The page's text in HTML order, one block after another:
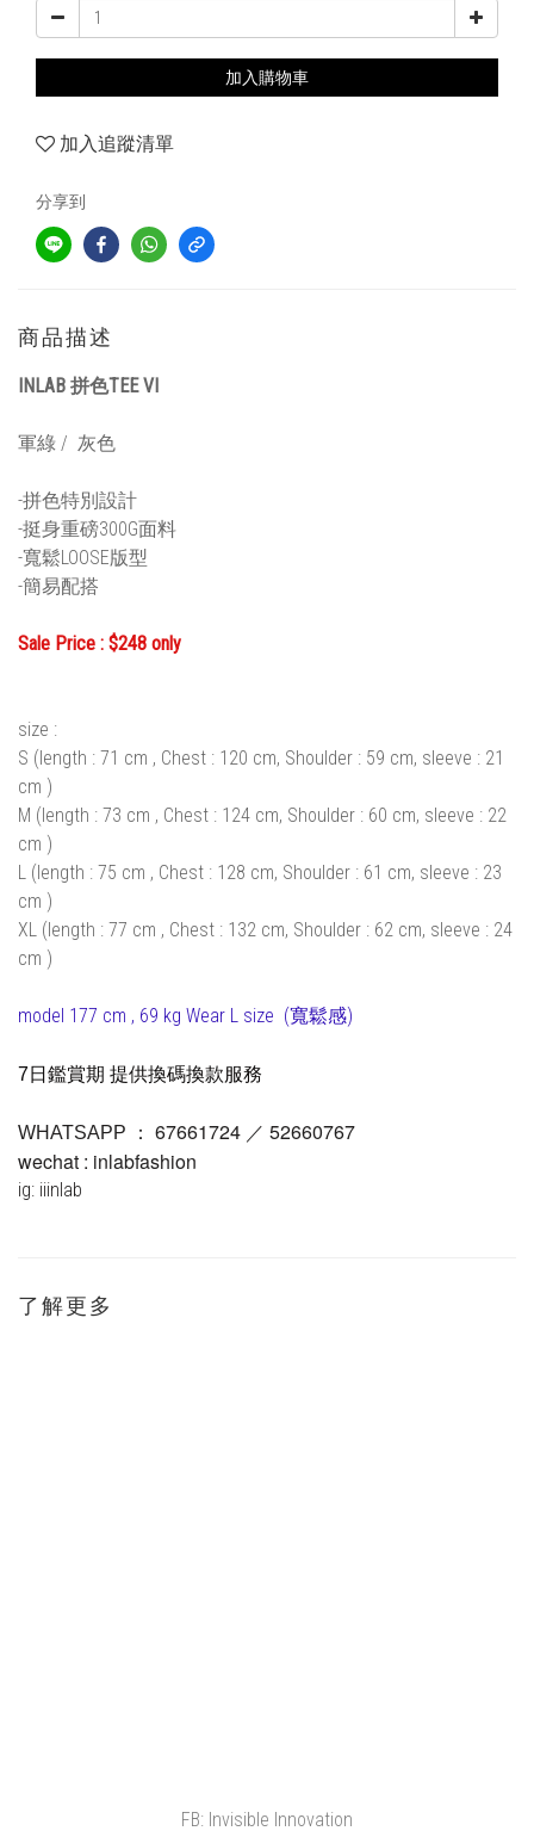
加入購物車
加入追蹤清單
分享到
商品描述
INLAB 拼色TEE VI
軍綠 / 灰色
-拼色特別設計
-挺身重磅300G面料
-寬鬆LOOSE版型
-簡易配搭
Sale Price : $248 only
size :
S (length : 71 cm , Chest : 120 cm, Shoulder : 59 cm, sleeve : 21
cm )
M (length : 73 cm , Chest : 124 cm, Shoulder : 60 cm, sleeve : 22
cm )
L (length : 75 cm , Chest : 128 cm, Shoulder : 61 cm, sleeve : 23
cm )
XL (length : 77 cm , Chest : 132 cm, Shoulder : 62 cm, sleeve : 24
cm )
model 177 cm , 69 kg Wear L size (寬鬆感)
7日鑑賞期 提供換碼換款服務
WHATSAPP ： 67661724 ／ 52660767
wechat : inlabfashion
ig: iiinlab
了解更多
FB: Invisible Innovation